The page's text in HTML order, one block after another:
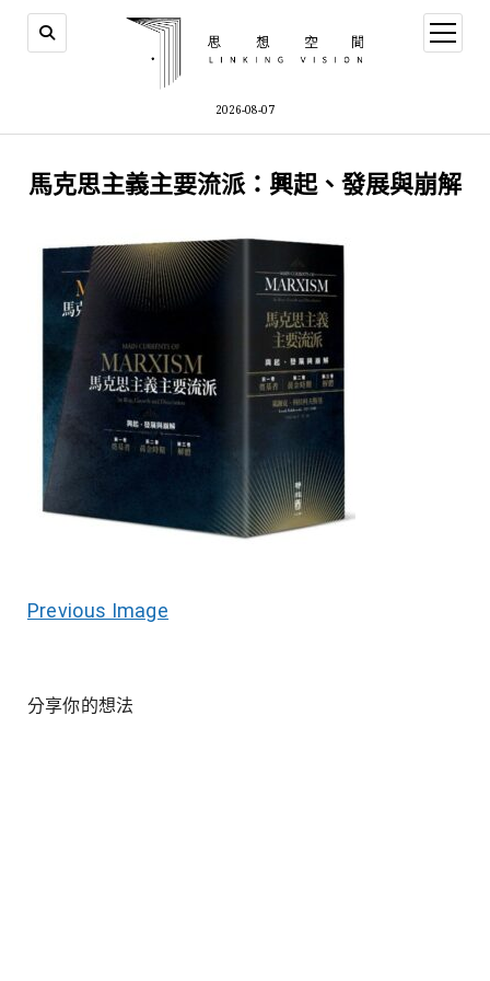
2026-08-07
open
menu
馬克思主義主要流派：興起、發展與崩解
Previous Image
分享你的想法